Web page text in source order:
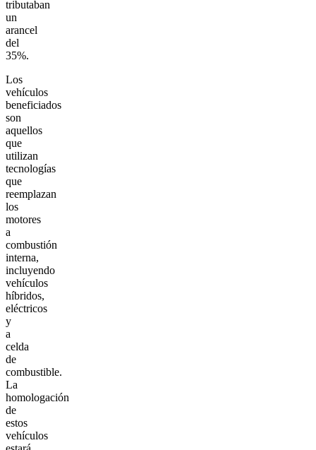
tributaban
un
arancel
del
35%.
Los
vehículos
beneficiados
son
aquellos
que
utilizan
tecnologías
que
reemplazan
los
motores
a
combustión
interna,
incluyendo
vehículos
híbridos,
eléctricos
y
a
celda
de
combustible.
La
homologación
de
estos
vehículos